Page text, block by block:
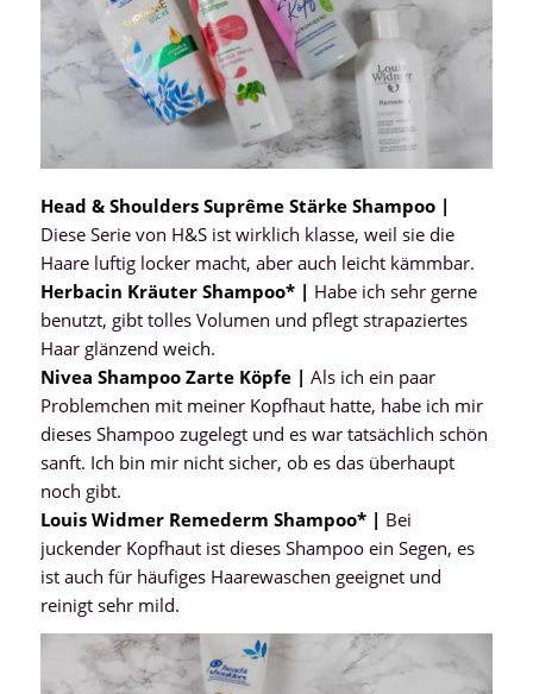
Head & Shoulders Suprême Stärke Shampoo |
Diese Serie von H&S ist wirklich klasse, weil sie die
Haare luftig locker macht, aber auch leicht kämmbar.
Herbacin Kräuter Shampoo* | Habe ich sehr gerne
benutzt, gibt tolles Volumen und pflegt strapaziertes
Haar glänzend weich.
Nivea Shampoo Zarte Köpfe | Als ich ein paar
Problemchen mit meiner Kopfhaut hatte, habe ich mir
dieses Shampoo zugelegt und es war tatsächlich schön
sanft. Ich bin mir nicht sicher, ob es das überhaupt
noch gibt.
Louis Widmer Remederm Shampoo* | Bei
juckender Kopfhaut ist dieses Shampoo ein Segen, es
ist auch für häufiges Haarewaschen geeignet und
reinigt sehr mild.